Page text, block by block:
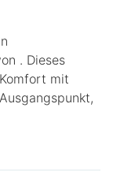
. Dieses
mit